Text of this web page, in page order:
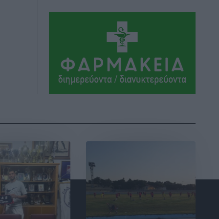
Γ. Χατζημάρκος από το Μέγαρο
Μαξίμου: “Ο τουρισμός μπορεί να γίνει
ο μεγαλύτερος πελάτης της ελληνικής
βιομηχανίας”
Τοπικές Ειδήσεις• πριν 2 ώρες
Ειδήσεις πριν 2 ώρες
Άκυρες οι εγκύκλιοι που δεν
αναρτώνται, υποχρεωτική η
δημοσίευσή τους από την 1η
Οκτωβρίου
πριν 2 ώρες